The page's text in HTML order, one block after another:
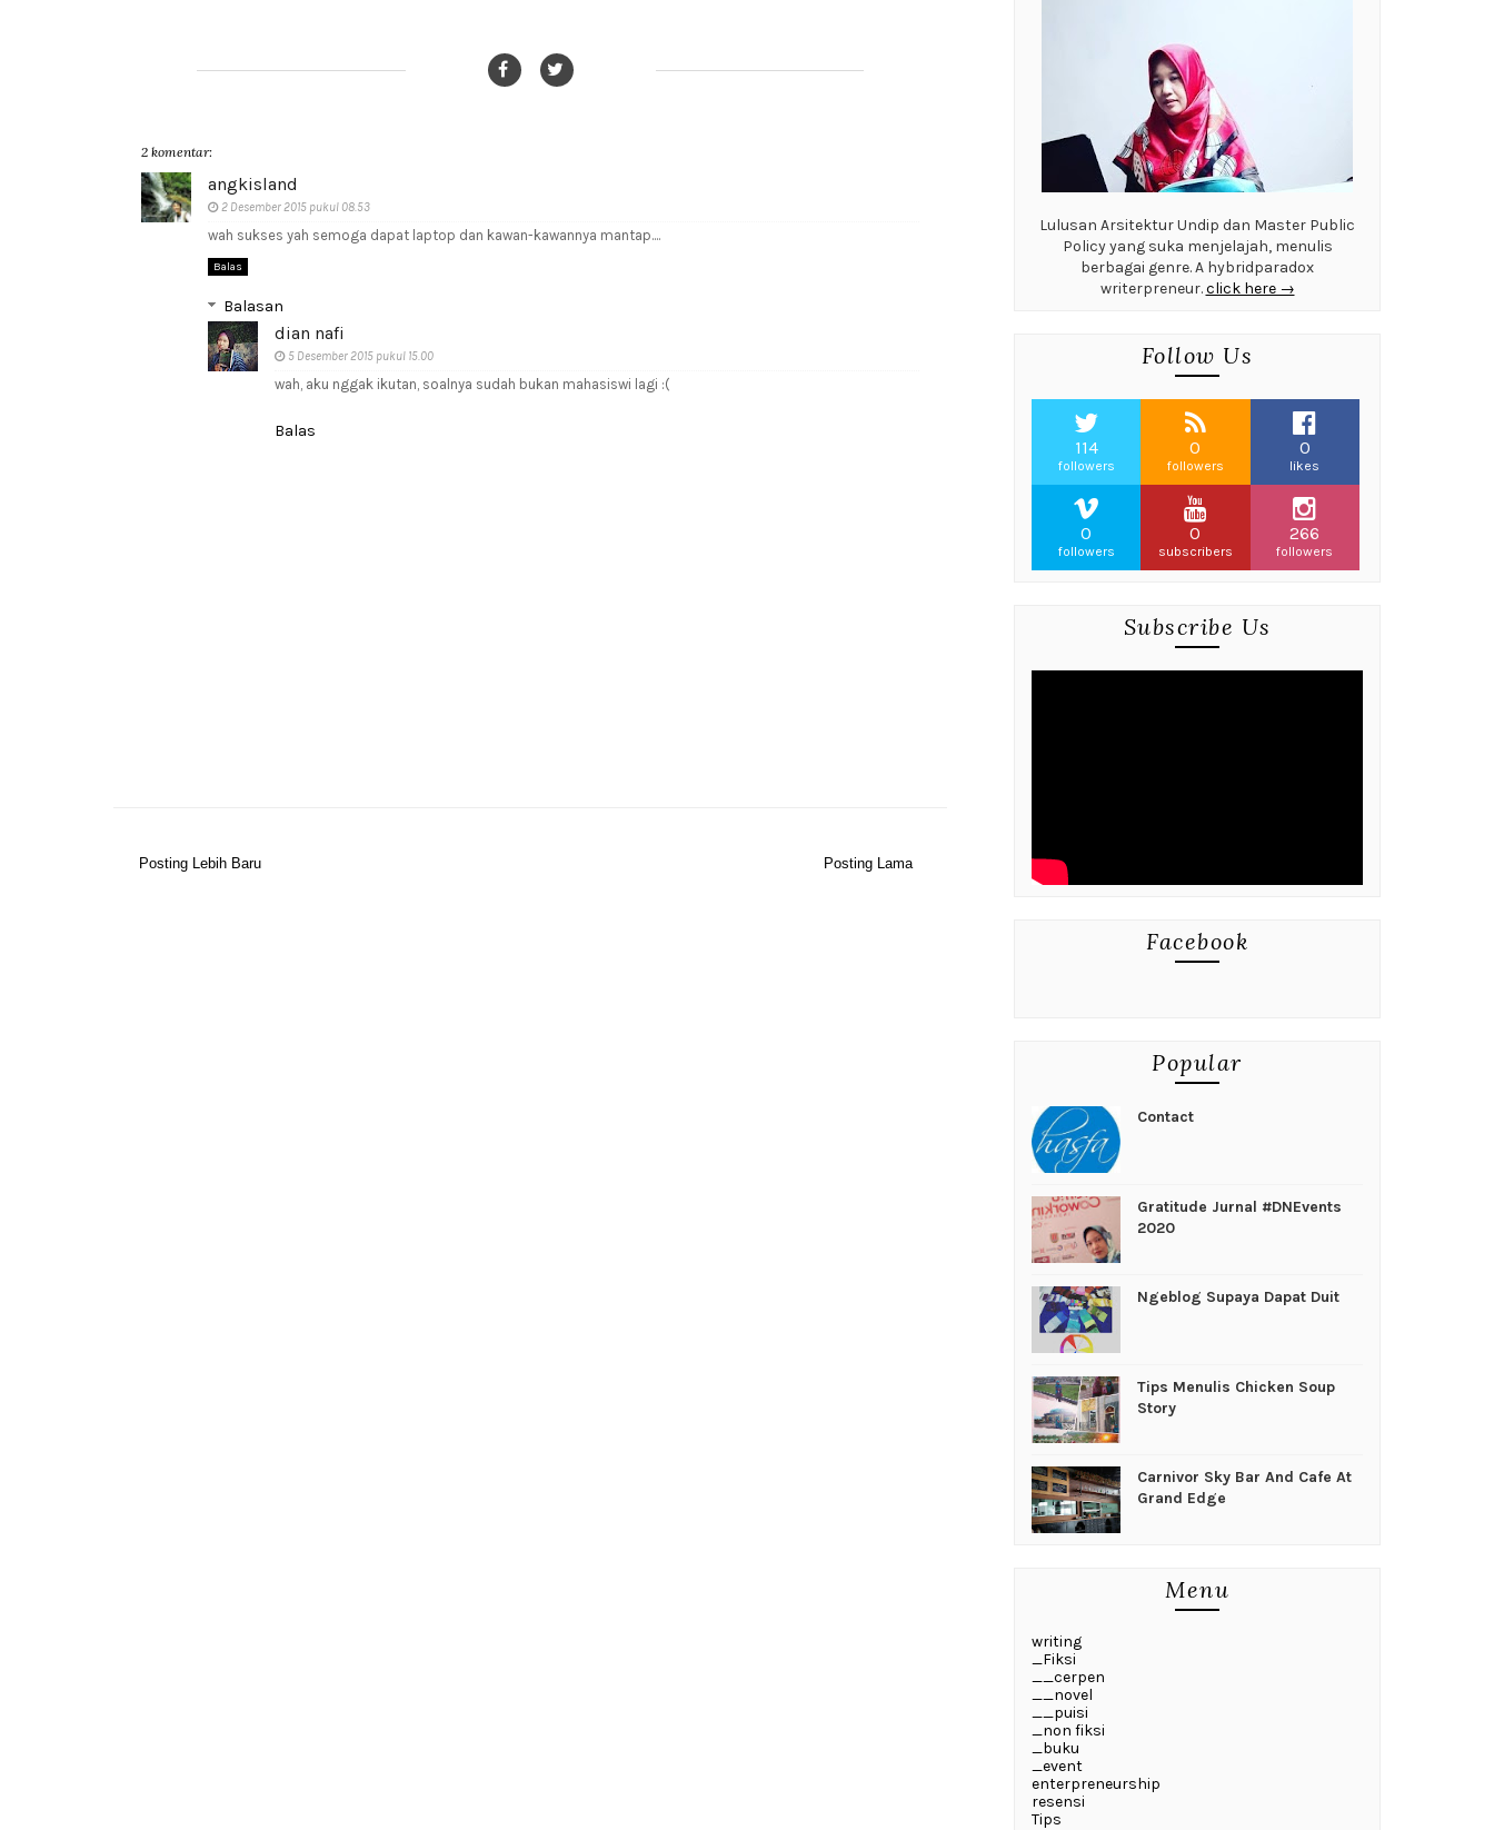
2 komentar:
angkisland
2 Desember 2015 pukul 08.53
wah sukses yah semoga dapat laptop dan kawan-kawannya mantap....
Balas
Balasan
dian nafi
5 Desember 2015 pukul 15.00
wah, aku nggak ikutan, soalnya sudah bukan mahasiswi lagi :(
Balas
Posting Lebih Baru Posting Lama
Lulusan Arsitektur Undip dan Master Public
Policy yang suka menjelajah, menulis
berbagai genre. A hybridparadox
writerpreneur.click here →
Follow Us
114
followers
0
followers
0
likes
0
followers
0
subscribers
266
followers
Subscribe Us
Facebook
Popular
Contact
Gratitude Jurnal #DNEvents
2020
Ngeblog Supaya Dapat Duit
Tips Menulis Chicken Soup
Story
Carnivor Sky Bar And Cafe At
Grand Edge
Menu
writing
_Fiksi
__cerpen
__novel
__puisi
_non fiksi
_buku
_event
enterpreneurship
resensi
Tips